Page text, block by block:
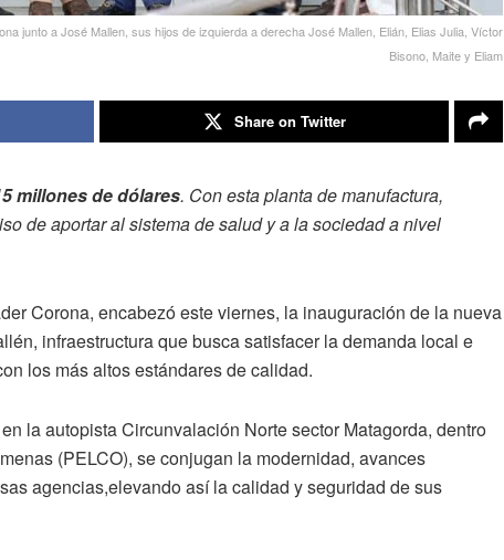
junto a José Mallen, sus hijos de izquierda a derecha José Mallen, Elián, Elias Julia, Víctor
Bisono, Maite y Eliam
Share on Twitter
millones de dólares. Con esta planta de manufactura,
de aportar al sistema de salud y a la sociedad a nivel
Corona, encabezó este viernes, la inauguración de la nueva
infraestructura que busca satisfacer la demanda local e
los más altos estándares de calidad.
la autopista Circunvalación Norte sector Matagorda, dentro
(PELCO), se conjugan la modernidad, avances
agencias,elevando así la calidad y seguridad de sus